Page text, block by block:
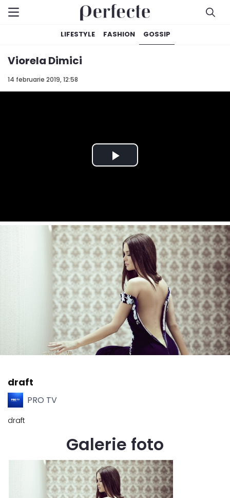
LIFESTYLE FASHION GOSSIP
14 februarie 2019, 12:58
Viorela Dimici
draft
PRO TV
draft
Galerie foto